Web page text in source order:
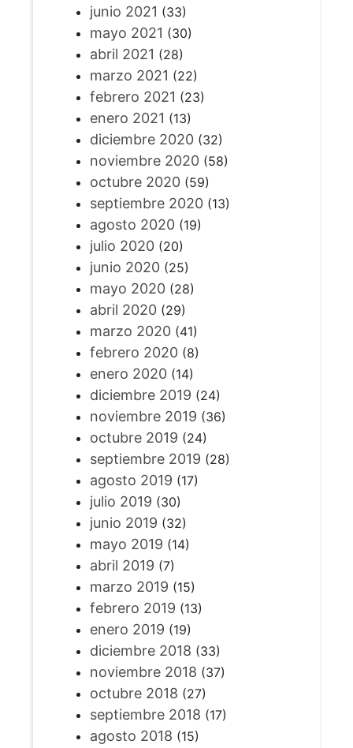
junio 2021 (33)
mayo 2021 (30)
abril 2021 (28)
marzo 2021 (22)
febrero 2021 (23)
enero 2021 (13)
diciembre 2020(32)
noviembre 2020(58)
octubre 2020(59)
septiembre 2020(13)
agosto 2020(19)
julio 2020(20)
junio 2020(25)
mayo 2020(28)
abril 2020(29)
marzo 2020(41)
febrero 2020(8)
enero 2020(14)
diciembre 2019 (24)
noviembre 2019 (36)
octubre 2019 (24)
septiembre 2019 (28)
agosto 2019 (17)
julio 2019 (30)
junio 2019 (32)
mayo 2019 (14)
abril 2019 (7)
marzo 2019 (15)
febrero 2019 (13)
enero 2019 (19)
diciembre 2018 (33)
noviembre 2018 (37)
octubre 2018 (27)
septiembre 2018 (17)
agosto 2018 (15)